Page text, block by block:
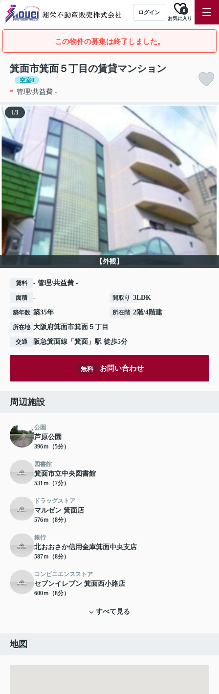
ログイン
お気に入り
0
この物件の募集は終了しました。
箕面市箕面５丁目の賃貸マンション
空室0
- 管理/共益費 -
【外観】
1/1
賃料 - 管理/共益費 -
面積 - 間取り 3LDK
築年数 築35年 所在階 2階/4階建
所在地 大阪府箕面市箕面 ５丁目
交通 阪急箕面線 「 箕面 」駅 徒歩5分
無料 お問い合わせ
周辺施設
公園
芦原公園
396ｍ（5分）
図書館
箕面市立中央図書館
531ｍ（7分）
ドラッグストア
マルゼン 箕面店
576ｍ（8分）
銀行
北おおさか信用金庫箕面中央支店
587ｍ（8分）
コンビニエンスストア
セブンイレブン 箕面西小路店
600ｍ（8分）
すべて見る
地図